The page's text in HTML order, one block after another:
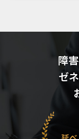
障
ゼ